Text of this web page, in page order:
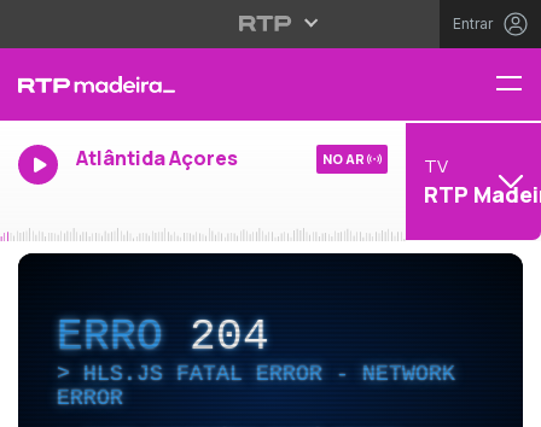
Entrar
Atlântida Açores NO AR TV
RTP
ERRO204
HLS.JS FATAL ERROR - NETWORK
ERROR